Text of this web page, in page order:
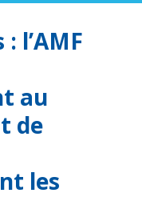
l’AMF
au
de
les